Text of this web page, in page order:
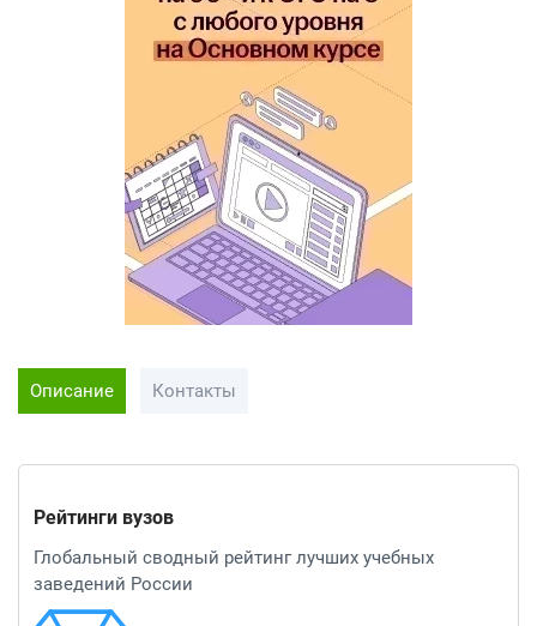
Описание Контакты
Рейтинги вузов
Глобальный сводный рейтинг лучших учебных
заведений России